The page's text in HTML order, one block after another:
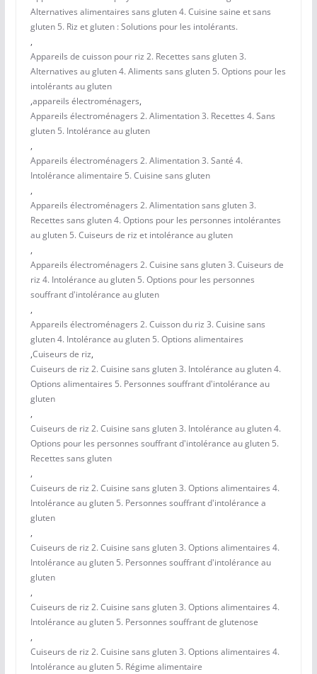
Alternatives alimentaires sans gluten 4. Cuisine saine et sans
gluten 5. Riz et gluten : Solutions pour les intolérants.
,
Appareils de cuisson pour riz 2. Recettes sans gluten 3.
Alternatives au gluten 4. Aliments sans gluten 5. Options pour les
intolérants au gluten
,appareils électroménagers,
Appareils électroménagers 2. Alimentation 3. Recettes 4. Sans
gluten 5. Intolérance au gluten
,
Appareils électroménagers 2. Alimentation 3. Santé 4.
Intolérance alimentaire 5. Cuisine sans gluten
,
Appareils électroménagers 2. Alimentation sans gluten 3.
Recettes sans gluten 4. Options pour les personnes intolérantes
au gluten 5. Cuiseurs de riz et intolérance au gluten
,
Appareils électroménagers 2. Cuisine sans gluten 3. Cuiseurs de
riz 4. Intolérance au gluten 5. Options pour les personnes
souffrant d'intolérance au gluten
,
Appareils électroménagers 2. Cuisson du riz 3. Cuisine sans
gluten 4. Intolérance au gluten 5. Options alimentaires
,Cuiseurs de riz,
Cuiseurs de riz 2. Cuisine sans gluten 3. Intolérance au gluten 4.
Options alimentaires 5. Personnes souffrant d'intolérance au
gluten
,
Cuiseurs de riz 2. Cuisine sans gluten 3. Intolérance au gluten 4.
Options pour les personnes souffrant d'intolérance au gluten 5.
Recettes sans gluten
,
Cuiseurs de riz 2. Cuisine sans gluten 3. Options alimentaires 4.
Intolérance au gluten 5. Personnes souffrant d'intolérance a
gluten
,
Cuiseurs de riz 2. Cuisine sans gluten 3. Options alimentaires 4.
Intolérance au gluten 5. Personnes souffrant d'intolérance au
gluten
,
Cuiseurs de riz 2. Cuisine sans gluten 3. Options alimentaires 4.
Intolérance au gluten 5. Personnes souffrant de glutenose
,
Cuiseurs de riz 2. Cuisine sans gluten 3. Options alimentaires 4.
Intolérance au gluten 5. Régime alimentaire